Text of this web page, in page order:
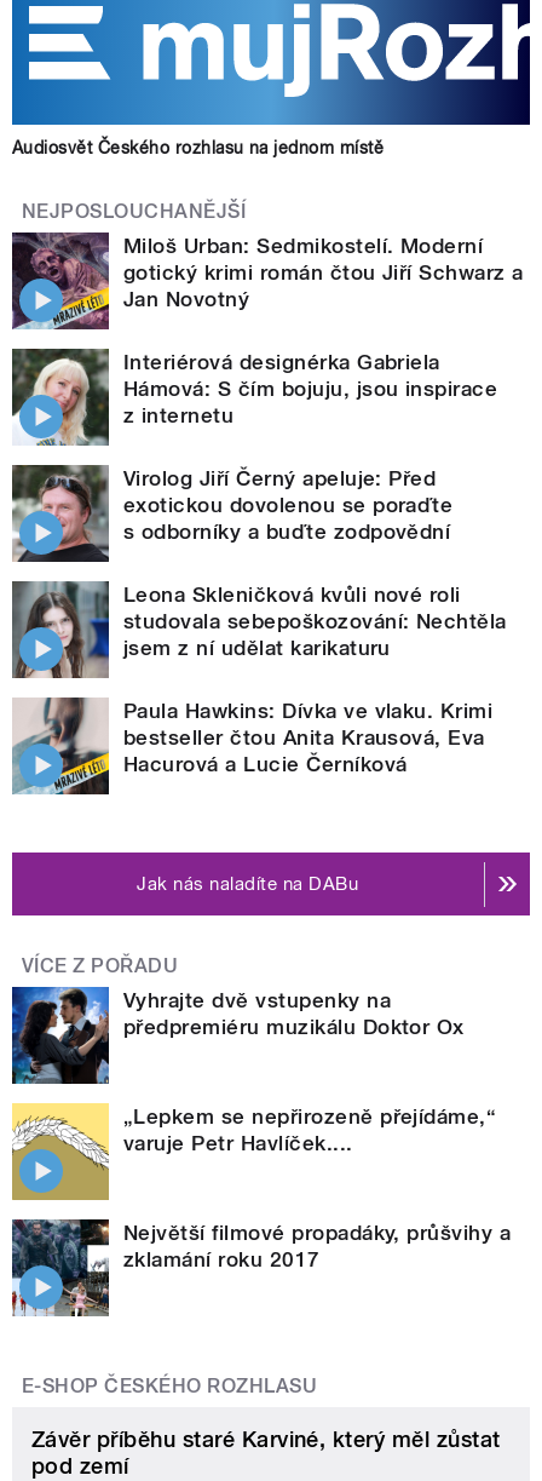
Audiosvět Českého rozhlasu na jednom místě
NEJPOSLOUCHANĚJŠÍ
Miloš Urban: Sedmikostelí. Moderní
gotický krimi román čtou Jiří Schwarz a
Jan Novotný
Interiérová designérka Gabriela
Hámová: S čím bojuju, jsou inspirace
z internetu
Virolog Jiří Černý apeluje: Před
exotickou dovolenou se poraďte
s odborníky a buďte zodpovědní
Leona Skleničková kvůli nové roli
studovala sebepoškozování: Nechtěla
jsem z ní udělat karikaturu
Paula Hawkins: Dívka ve vlaku. Krimi
bestseller čtou Anita Krausová, Eva
Hacurová a Lucie Černíková
Jak nás naladíte na DABu
VÍCE Z POŘADU
Vyhrajte dvě vstupenky na
předpremiéru muzikálu Doktor Ox
„Lepkem se nepřirozeně přejídáme,“
varuje Petr Havlíček....
Největší filmové propadáky, průšvihy a
zklamání roku 2017
E-SHOP ČESKÉHO ROZHLASU
Závěr příběhu staré Karviné, který měl zůstat
pod zemí